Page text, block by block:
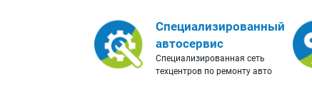
Специализированный
автосервис
Специализированная сеть
техцентров по ремонту авто